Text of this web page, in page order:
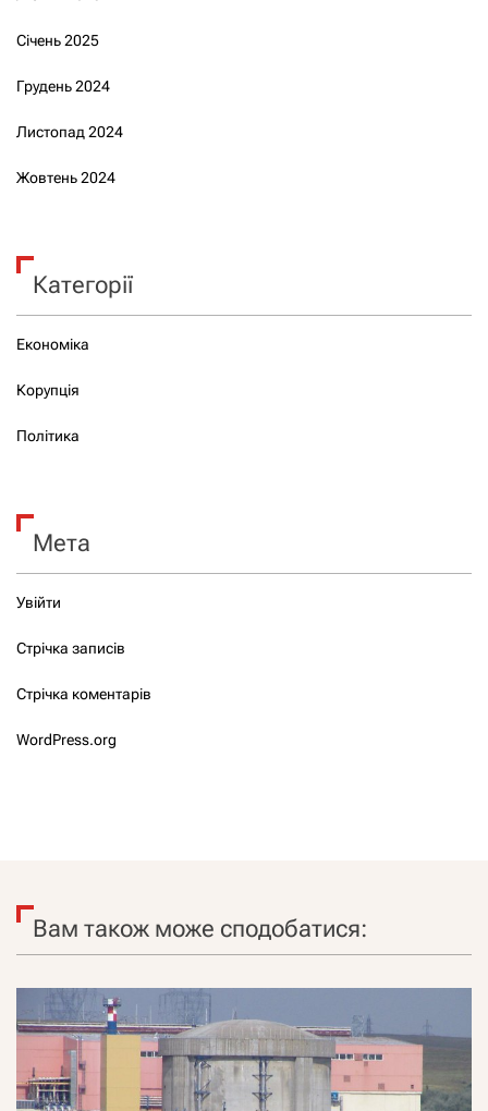
Січень 2025
Грудень 2024
Листопад 2024
Жовтень 2024
Категорії
Економіка
Корупція
Політика
Мета
Увійти
Стрічка записів
Стрічка коментарів
WordPress.org
Вам також може сподобатися: